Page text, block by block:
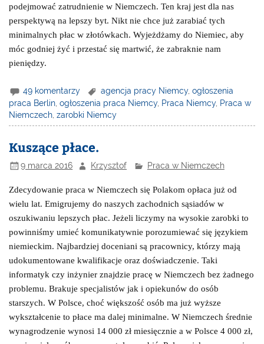
podejmować zatrudnienie w Niemczech. Ten kraj jest dla nas
perspektywą na lepszy byt. Nikt nie chce już zarabiać tych
minimalnych płac w złotówkach. Wyjeżdżamy do Niemiec, aby
móc godniej żyć i przestać się martwić, że zabraknie nam
pieniędzy.
49 komentarzy agencja pracy Niemcy,ogłoszenia
praca Berlin ,ogłoszenia praca Niemcy, Praca Niemcy, Praca w
Niemczech ,zarobki Niemcy
Kuszące płace.
9 marca 2016 Krzysztof Praca w Niemczech
Zdecydowanie praca w Niemczech się Polakom opłaca już od
wielu lat. Emigrujemy do naszych zachodnich sąsiadów w
oszukiwaniu lepszych płac. Jeżeli liczymy na wysokie zarobki to
powinniśmy umieć komunikatywnie porozumiewać się językiem
niemieckim. Najbardziej doceniani są pracownicy, którzy mają
udokumentowane kwalifikacje oraz doświadczenie. Taki
informatyk czy inżynier znajdzie pracę w Niemczech bez żadnego
problemu. Brakuje specjalistów jak i opiekunów do osób
starszych. W Polsce, choć większość osób ma już wyższe
wykształcenie to płace ma dalej minimalne. W Niemczech średnie
wynagrodzenie wynosi 14 000 zł miesięcznie a w Polsce 4 000 zł,